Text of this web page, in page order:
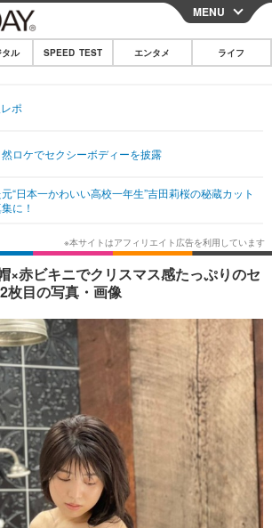
CLOSE
その他
韓国・芸能
スポーツ
その他
グルメ
ショッピング
方法
MENU
タル SPEED TEST エンタメ ライフ
ポ
ロケでセクシーボディーを披露
“日本一かわいい高校一年生”吉田莉桜の秘蔵カット
に！
×赤ビキニでクリスマス感たっぷりのセ
枚目の写真・画像